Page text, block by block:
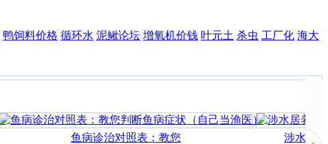
鸭饲料价格 循环水 泥鳅论坛 增氧机价钱 叶元土 杀虫 工厂化 海大
鱼病诊治对照表：教您 涉水居养